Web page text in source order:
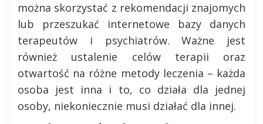
można skorzystać z rekomendacji znajomych
lub przeszukać internetowe bazy danych
terapeutów i psychiatrów. Ważne jest
również ustalenie celów terapii oraz
otwartość na różne metody leczenia – każda
osoba jest inna i to, co działa dla jednej
osoby, niekoniecznie musi działać dla innej.